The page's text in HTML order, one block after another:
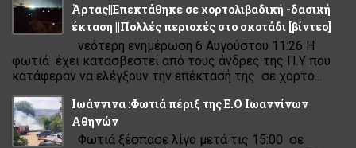
Άρτας||Επεκτάθηκε σε χορτολιβαδική -δασική
έκταση ||Πολλές περιοχές στο σκοτάδι [βίντεο]
νεότερη ενημέρωση 6 Αυγούστου 11:26 Η
φωτιά έχει κατασβεστεί από τους άνδρες της Π.Υ που
κατάφεραν να ελέγξουν την επέκτασή της σε χορτο...
Ιωάννινα :Φωτιά πέριξ της Ε.Ο Ιωαννίνων
Αθηνών
Φωτιά ξέσπασε λίγο μετά τις 15:00 σε